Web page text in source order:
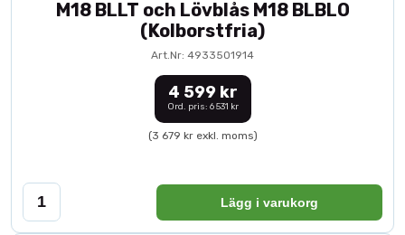
M18 BLLT och Lövblås M18 BLBLO
(Kolborstfria)
Art.Nr: 4933501914
4 599 kr
Ord. pris: 6 531 kr
(3 679 kr exkl. moms)
Lägg i varukorg